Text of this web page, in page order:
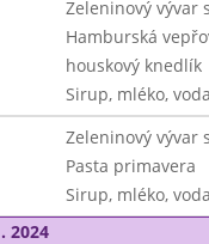
Zeleninový vývar
Hamburská
houskový knedlík
Sirup, mléko,
Zeleninový vývar
Pasta primavera
Sirup, mléko,
2024